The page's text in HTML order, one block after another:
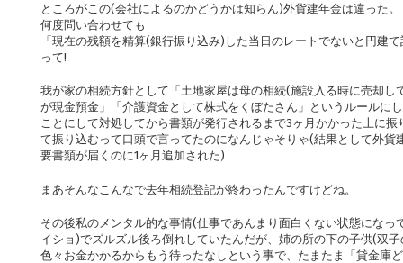
ところがこの(会社によるのかどうかは知らん)外貨建年金は違った。
何度問い合わせても
「現在の残額を精算(銀行振り込み)した当日のレートでないと円建
って!
我が家の相続方針として「土地家屋は母の相続(施設入る時に売却
が現金預金」「介護資金として株式をくぼたさん」というルールに
ことにして対処してから書類が発行されるまで3ヶ月かかった上に
て振り込むって口頭で言ってたのになんじゃそりゃ(結果として外貨
要書類が届くのに1ヶ月追加された)
まあそんなこんなで去年相続登記が終わったんですけどね。
その後私のメンタル的な事情(仕事であんまり面白くない状態にな
イショ)でズルズル後ろ倒れしていたんだが、姉の所の下の子供(双
色々お金かかるからもう待ったなしという事で、たまたま「貸金庫